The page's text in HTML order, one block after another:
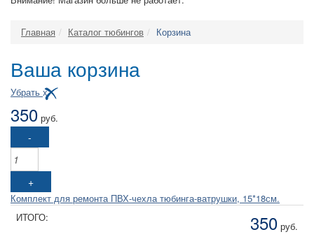
Главная Каталог тюбингов Корзина
Ваша корзина
Убрать x
350 руб.
-
+
Комплект для ремонта ПВХ-чехла тюбинга-ватрушки, 15*18см.
ИТОГО:
350 руб.